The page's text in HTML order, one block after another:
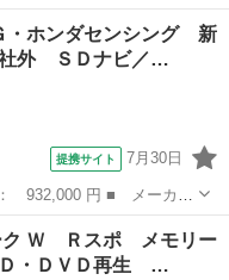
スタム ■ グレード
保証書／純正 ９イン
・ホンダセンシング 新
社外 ＳＤナビ／…
提携サイト 7月30日
レード名： Ｇ・ホン
ＳＤナビ／ホンダセンシ
ク Ｗ Ｒスポ メモリー
・ＤＶＤ再生 …